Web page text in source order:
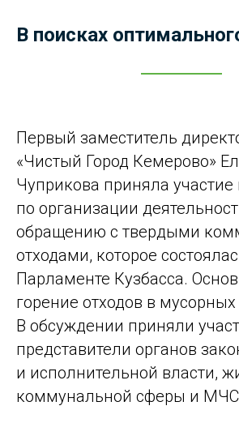
В поисках
Первый заместитель
«Чистый Город Кемерово»
Чуприкова приняла
по организации
обращению с твердыми
отходами, которое
Парламенте Кузбасса.
горение отходов в
В обсуждении приняли
представители органов
и исполнительной власти,
коммунальной сферы и МЧС